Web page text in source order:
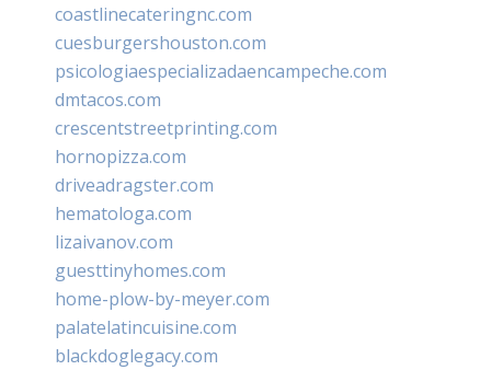
coastlinecateringnc.com
cuesburgershouston.com
psicologiaespecializadaencampeche.com
dmtacos.com
crescentstreetprinting.com
hornopizza.com
driveadragster.com
hematologa.com
lizaivanov.com
guesttinyhomes.com
home-plow-by-meyer.com
palatelatincuisine.com
blackdoglegacy.com